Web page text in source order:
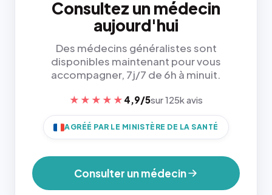
Consultez un médecin
aujourd'hui
Des médecins généralistes sont
disponibles maintenant pour vous
accompagner, 7j/7 de 6h à minuit.
★★★★★ 4,9/5sur 125k avis
AGRÉÉ PAR LE MINISTÈRE DE LA SANTÉ
Consulter un médecin